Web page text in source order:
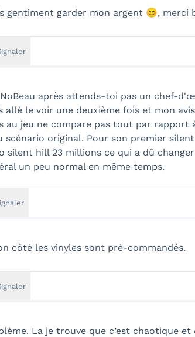
gentiment garder mon argent 😊, merci
après attends-toi pas un chef-
allé le voir une deuxième fois et mon
au jeu ne compare pas tout par rapport
original. Pour son premier
hill 23 millions ce qui a dû
un peu normal en même temps.
côté les vinyles sont pré-commandés.
La je trouve que c’est chaotique